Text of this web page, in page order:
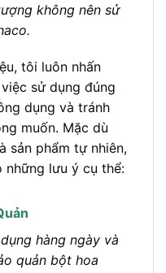
không nên sử
tôi luôn nhấn
sử dụng đúng
dụng và tránh
muốn. Mặc dù
sản phẩm tự nhiên,
những lưu ý cụ thể:
hàng ngày và
quản bột hoa